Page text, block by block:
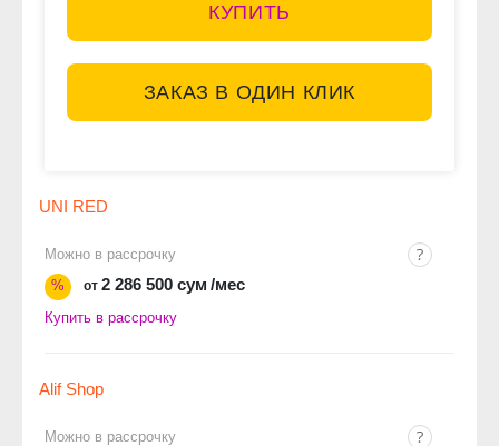
КУПИТЬ
ЗАКАЗ В ОДИН КЛИК
UNI RED
Можно в рассрочку
%
от 2 286 500 сум /мес
Купить в рассрочку
Alif Shop
Можно в рассрочку